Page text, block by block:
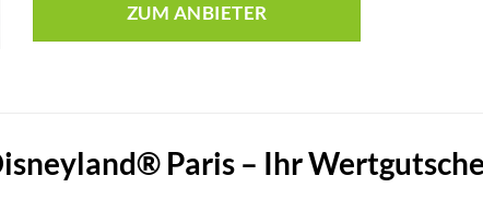
ZUM ANBIETER
Paris – Ihr